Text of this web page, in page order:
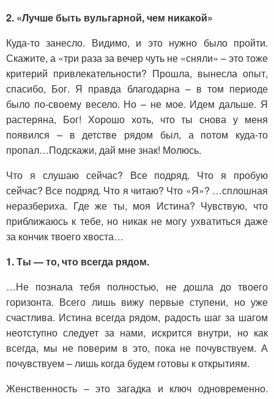
2. «Лучше быть вульгарной, чем никакой»
Куда-то занесло. Видимо, и это нужно было пройти.
Скажите, а «три раза за вечер чуть не «сняли» – это тоже
критерий привлекательности? Прошла, вынесла опыт,
спасибо, Бог. Я правда благодарна – в том периоде
было по-своему весело. Но – не мое. Идем дальше. Я
растеряна, Бог! Хорошо хоть, что ты снова у меня
появился – в детстве рядом был, а потом куда-то
пропал…Подскажи, дай мне знак! Молюсь.
Что я слушаю сейчас? Все подряд. Что я пробую
сейчас? Все подряд. Что я читаю? Что «Я»? …сплошная
неразбериха. Где же ты, моя Истина? Чувствую, что
приближаюсь к тебе, но никак не могу ухватиться даже
за кончик твоего хвоста…
1. Ты — то, что всегда рядом.
…Не познала тебя полностью, не дошла до твоего
горизонта. Всего лишь вижу первые ступени, но уже
счастлива. Истина всегда рядом, радость шаг за шагом
неотступно следует за нами, искрится внутри, но как
всегда, мы не поверим в это, пока не почувствуем. А
почувствуем – лишь когда будем готовы к открытиям.
Женственность – это загадка и ключ одновременно.